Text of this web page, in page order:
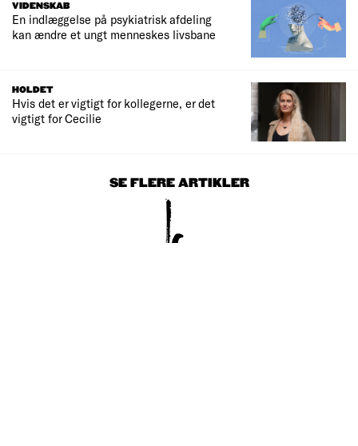
VIDENSKAB
En indlæggelse på psykiatrisk afdeling
kan ændre et ungt menneskes livsbane
HOLDET
Hvis det er vigtigt for kollegerne, er det
vigtigt for Cecilie
SE FLERE ARTIKLER